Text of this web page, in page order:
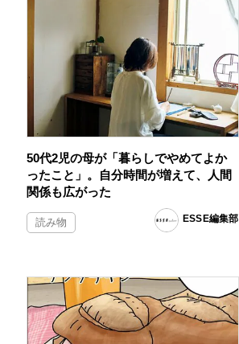
50代2児の母が「暮らしでやめてよか
ったこと」。自分時間が増えて、人間
関係も広がった
読み物 ESSE編集部